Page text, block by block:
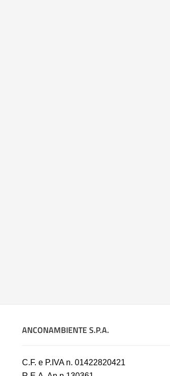
ANCONAMBIENTE S.P.A.
C.F. e P.IVA n. 01422820421